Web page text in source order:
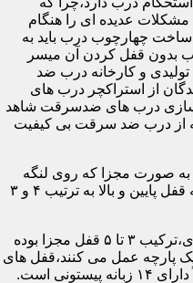
عدیده ای را هنگام
چهارچوب درب باید به
بدون قفل کردن آن میسر
تولیدی و کارخانه درب ضد
از استراکچر درب های
درب های ضدسرقت شاهد
از درب ضد سرقت بی کیفیت
صورت مجزا که روی لنگه
درب نصب می گردد به این صورت که قفل پایین و بالا به ترتیب ۴ و ۳
قفل مولتی پوینت:یا همان قفل مرکزی،ترکیب ۳ تا ۵ قفل مجزا بوده
پارچه عمل می کنند،قفل های
است.